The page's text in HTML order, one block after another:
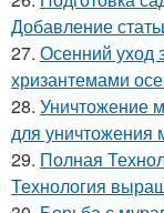
Добавление
27. Осенний уход
хризантемами
28. Уничтожение
для
29. Полная
Технология